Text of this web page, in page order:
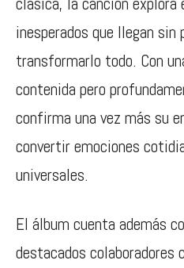
inesperados que llegan sin
transformarlo todo. Con
contenida pero
confirma una vez más su
convertir emociones
universales.
El álbum cuenta además
destacados colaboradores